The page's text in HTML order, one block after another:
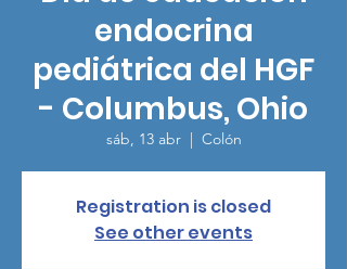
endocrina
pediátrica del HGF
- Columbus, Ohio
sáb, 13 abr
  |
Colón
Registration is closed
See other events